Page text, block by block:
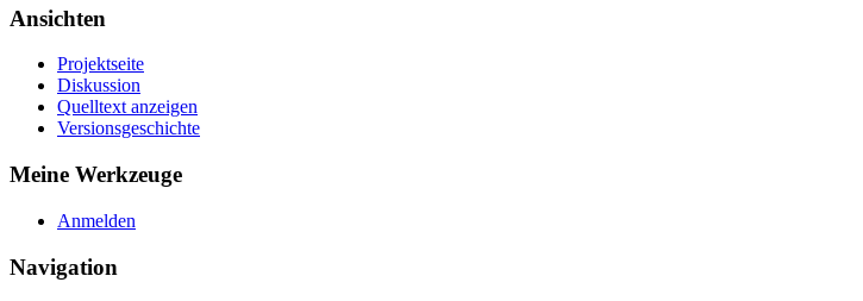
Ansichten
Projektseite
Diskussion
Quelltext anzeigen
Versionsgeschichte
Meine Werkzeuge
Anmelden
Navigation